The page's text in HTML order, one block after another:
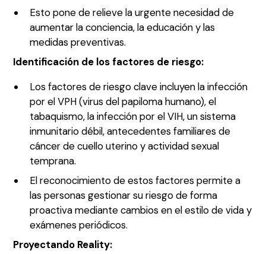
Esto pone de relieve la urgente necesidad de
aumentar la conciencia, la educación y las
medidas preventivas.
Identificación de los factores de riesgo:
Los factores de riesgo clave incluyen la infección
por el VPH (virus del papiloma humano), el
tabaquismo, la infección por el VIH, un sistema
inmunitario débil, antecedentes familiares de
cáncer de cuello uterino y actividad sexual
temprana.
El reconocimiento de estos factores permite a
las personas gestionar su riesgo de forma
proactiva mediante cambios en el estilo de vida y
exámenes periódicos.
Proyectando Reality: